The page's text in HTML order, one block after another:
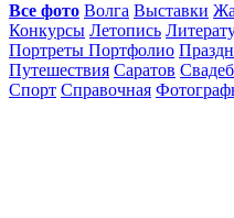
Все фото Волга Выставки
Конкурсы Летопись
Портреты Портфолио
Путешествия Саратов
Спорт Справочная